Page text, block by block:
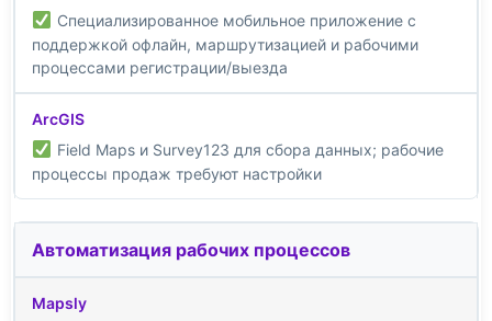
Специализированное мобильное приложение с
поддержкой офлайн, маршрутизацией и рабочими
процессами регистрации/выезда
Field Maps и Survey123 для сбора данных; рабочие
процессы продаж требуют настройки
Автоматизация рабочих процессов